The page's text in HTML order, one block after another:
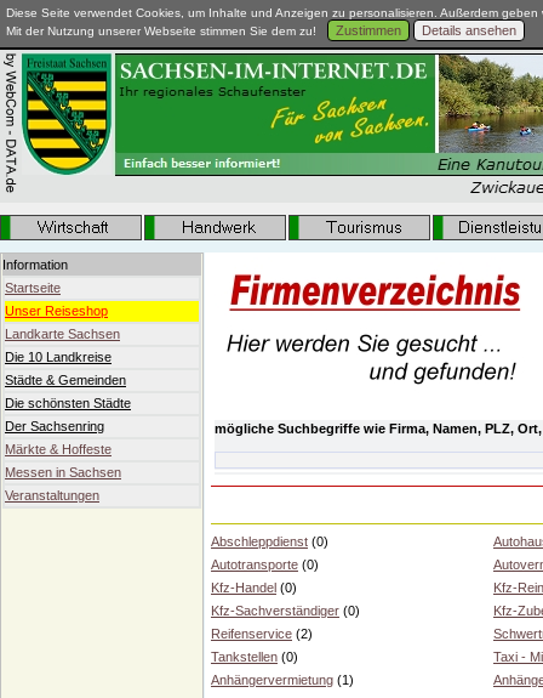
Diese Seite verwendet Cookies, um Inhalte und Anzeigen zu personalisieren. Außerdem
Mit der Nutzung unserer Webseite stimmen Sie dem zu!
Zustimmen Details ansehen
Information
Startseite
Unser Reiseshop
Landkarte Sachsen
Die 10 Landkreise
Städte & Gemeinden
Die schönsten Städte
Der Sachsenring
Märkte & Hoffeste
Messen in Sachsen
Veranstaltungen
mögliche Suchbegriffe wie Firma, Namen, PLZ,
Abschleppdienst (0)
Autotransporte (0)
Kfz-Handel (0)
Kfz-
Kfz-Sachverständiger (0)
Kfz-
Reifenservice (2)
Tankstellen (0)
Taxi -
Anhängervermietung (1)